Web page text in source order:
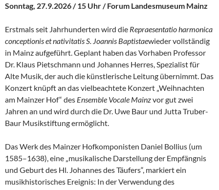
Sonntag, 27.9.2026 / 15 Uhr / Forum Landesmuseum Mainz
Erstmals seit Jahrhunderten wird die Repraesentatio harmonica
conceptionis et nativitatis S. Joannis Baptistaewieder vollständig
in Mainz aufgeführt. Geplant haben das Vorhaben Professor
Dr. Klaus Pietschmann und Johannes Herres, Spezialist für
Alte Musik, der auch die künstlerische Leitung übernimmt. Das
Konzert knüpft an das vielbeachtete Konzert „Weihnachten
am Mainzer Hof“ des Ensemble Vocale Mainzvor gut zwei
Jahren an und wird durch die Dr. Uwe Baur und Jutta Truber-
Baur Musikstiftung ermöglicht.
Das Werk des Mainzer Hofkomponisten Daniel Bollius (um
1585–1638), eine „musikalische Darstellung der Empfängnis
und Geburt des Hl. Johannes des Täufers“, markiert ein
musikhistorisches Ereignis: In der Verwendung des